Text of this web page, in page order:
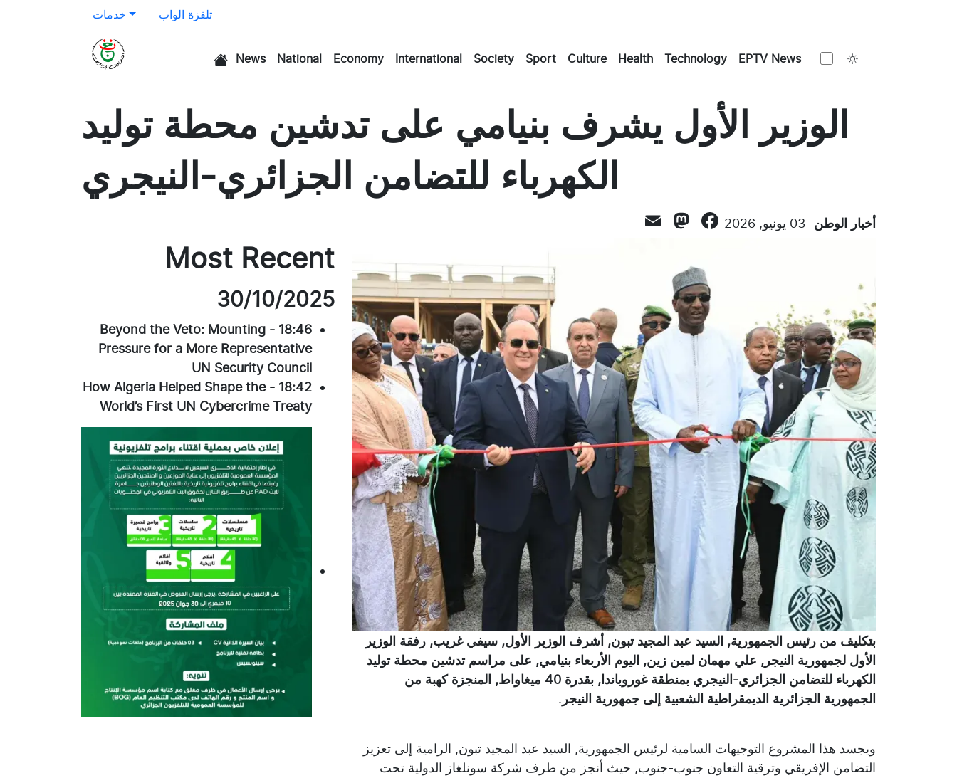
خدمات تلفزة الواب
News National Economy International Society Sport Culture Health Technology EPTV News
الوزير الأول يشرف بنيامي على تدشين محطة توليد
الكهرباء للتضامن الجزائري-النيجري
أخبار الوطن 03 يونيو, 2026 Facebook
Mastodon
بتكليف من رئيس الجمهورية, السيد عبد المجيد تبون, أشرف الوزير الأول, سيفي غريب, رفقة الوزير
الأول لجمهورية النيجر, علي مهمان لمين زين, اليوم الأربعاء بنيامي, على مراسم تدشين محطة توليد
الكهرباء للتضامن الجزائري-النيجري بمنطقة غوروباندا, بقدرة 40 ميغاواط, المنجزة كهبة من
الجمهورية الجزائرية الديمقراطية الشعبية إلى جمهورية النيجر .
ويجسد هذا المشروع التوجيهات السامية لرئيس الجمهورية, السيد عبد المجيد تبون, الرامية إلى تعزيز
التضامن الإفريقي وترقية التعاون جنوب-جنوب, حيث أنجز من طرف شركة سونلغاز الدولية تحت
Most Recent
30/10/2025
18:46
-
Beyond the Veto: Mounting
Pressure for a More Representative
UN Security Council
18:42
-
How Algeria Helped Shape the
World’s First UN Cybercrime Treaty